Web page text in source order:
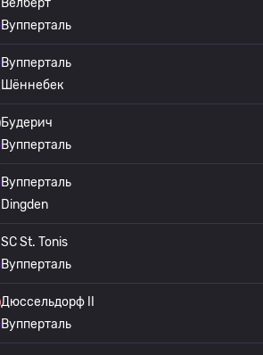
Велберт
Вупперталь
Вупперталь
Шённебек
Будерич
Вупперталь
Вупперталь
Dingden
SC St. Tonis
Вупперталь
Дюссельдорф II
Вупперталь